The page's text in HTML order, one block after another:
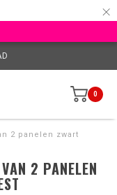
×
0
2 panelen zwart
2 PANELEN